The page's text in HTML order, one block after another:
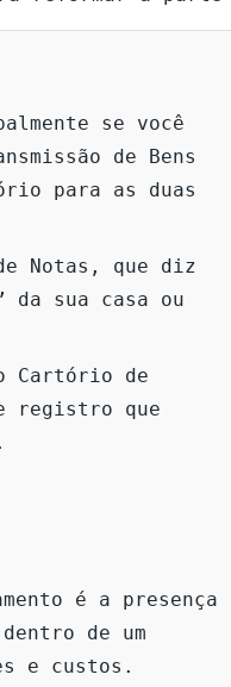
se você
de Bens
para as duas
Notas, que diz
da sua casa ou
Cartório de
registro que
é a presença
de um
e custos.